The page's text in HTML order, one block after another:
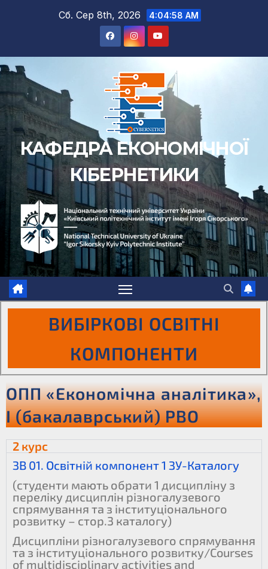
Сб. Сер 8th, 2026 4:04:59 AM
КАФЕДРА ЕКОНОМІЧНОЇ
КІБЕРНЕТИКИ
ВИБІРКОВІ ОСВІТНІ
КОМПОНЕНТИ
ОПП «Економічна аналітика»,
І (бакалаврський) РВО
2 курс
ЗВ 01. Освітній компонент 1 ЗУ-Каталогу
(студенти мають обрати 1 дисципліну з
переліку дисциплін різногалузевого
спрямування та з інституціонального
розвитку – стор.3 каталогу)
Дисципліни різногалузевого спрямування
та з інституціонального розвитку/Courses
of multidisciplinary activities and